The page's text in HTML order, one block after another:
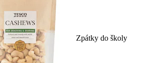
Zpátky do školy